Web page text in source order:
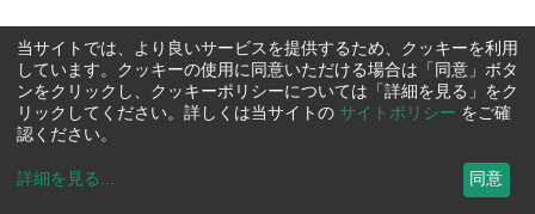
当サイトでは、より良いサービスを提供するため、クッキーを利用
しています。クッキーの使用に同意いただける場合は「同意」ボタ
ンをクリックし、クッキーポリシーについては「詳細を見る」をク
リックしてください。詳しくは当サイトの サイトポリシー をご確
認ください。
詳細を見る ... 同意